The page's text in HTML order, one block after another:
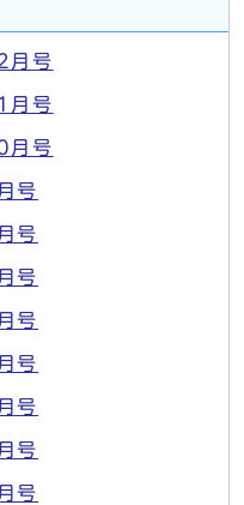
月号
月号
月号
号
号
号
号
号
号
号
号